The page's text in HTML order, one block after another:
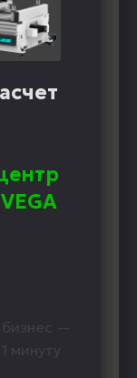
—
минуту